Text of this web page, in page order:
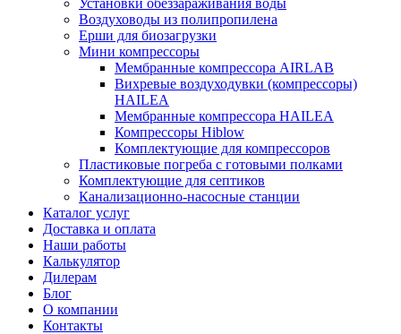
Установки обеззараживания воды
Воздуховоды из полипропилена
Ерши для биозагрузки
Мини компрессоры
Мембранные компрессора AIRLAB
Вихревые воздуходувки (компрессоры)
HAILEA
Мембранные компрессора HAILEA
Компрессоры Hiblow
Комплектующие для компрессоров
Пластиковые погреба с готовыми полками
Комплектующие для септиков
Канализационно-насосные станции
Каталог услуг
Доставка и оплата
Наши работы
Калькулятор
Дилерам
Блог
О компании
Контакты